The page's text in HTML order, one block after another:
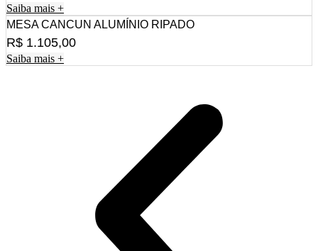
Saiba mais +
MESA CANCUN ALUMÍNIO RIPADO
R$ 1.105,00
Saiba mais +